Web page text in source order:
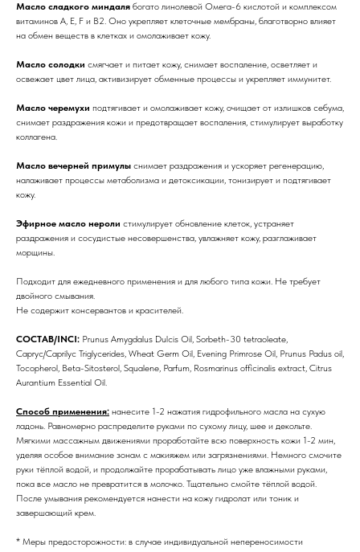
Масло сладкого миндаля богато линолевой Омега-6 кислотой и комплексом
витаминов А, Е, F и В2. Оно укрепляет клеточные мембраны, благотворно влияет
на обмен веществ в клетках и омолаживает кожу.
Масло солодки смягчает и питает кожу, снимает воспаление, осветляет и
освежает цвет лица, активизирует обменные процессы и укрепляет иммунитет.
Масло черемухи подтягивает и омолаживает кожу, очищает от излишков себума,
снимает раздражения кожи и предотвращает воспаления, стимулирует выработку
коллагена.
Масло вечерней примулы снимает раздражения и ускоряет регенерацию,
налаживает процессы метаболизма и детоксикации, тонизирует и подтягивает
кожу.
Эфирное масло нероли стимулирует обновление клеток, устраняет
раздражения и сосудистые несовершенства, увлажняет кожу, разглаживает
морщины.
Подходит для ежедневного применения и для любого типа кожи. Не требует
двойного смывания.
Не содержит консервантов и красителей.
СОСТАВ/INCI: Prunus Amygdalus Dulcis Oil, Sorbeth-30 tetraoleate,
Capryc/Caprilyc Triglycerides, Wheat Germ Oil, Evening Primrose Oil, Prunus Padus oil,
Tocopherol, Beta-Sitosterol, Squalene, Parfum, Rosmarinus officinalis extract, Citrus
Aurantium Essential Oil.
Способ применения: нанесите 1-2 нажатия гидрофильного масла на сухую
ладонь. Равномерно распределите руками по сухому лицу, шее и декольте.
Мягкими массажным движениями проработайте всю поверхность кожи 1-2 мин,
уделяя особое внимание зонам с макияжем или загрязнениями. Немного смочите
руки тёплой водой, и продолжайте прорабатывать лицо уже влажными руками,
пока все масло не превратится в молочко. Тщательно смойте тёплой водой.
После умывания рекомендуется нанести на кожу гидролат или тоник и
завершающий крем.
* Меры предосторожности: в случае индивидуальной непереносимости